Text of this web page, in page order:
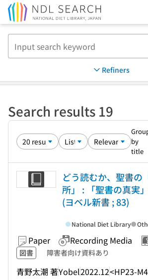
Refiners
Search results 19
by
title
どう読むか、聖書の
所」 : 「聖書の真実
(ヨベル新書 ; 83)
Paper Recording Media
図書 障害者向け資料あり
青野太潮 著Yobel2022.12<HP23-
National Diet Library